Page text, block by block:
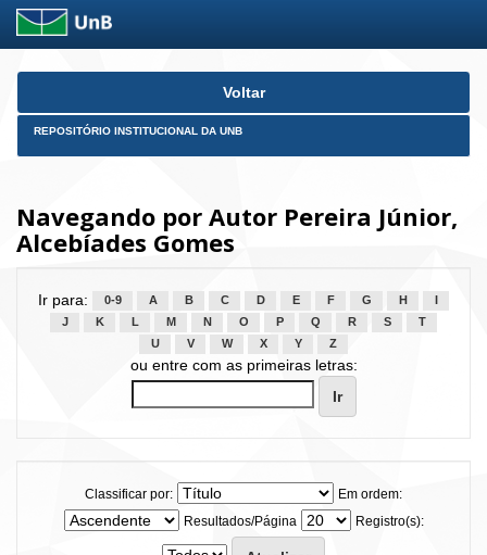
Skip
Voltar
REPOSITÓRIO INSTITUCIONAL DA UNB
Navegando por Autor Pereira Júnior,
Alcebíades Gomes
Ir para: 0-9 A B C D E F G H
J
K L M N O P Q R S
T
U
V W X Y Z
ou entre com as primeiras letras:
Classificar por:
Em ordem:
Resultados/Página
Registro(s):